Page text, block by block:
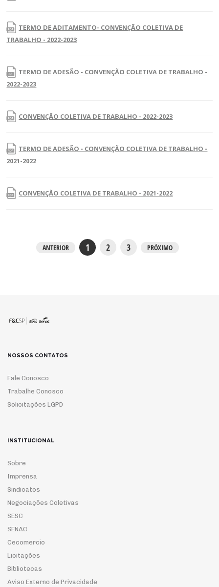
TERMO DE ADITAMENTO- CONVENÇÃO COLETIVA DE
TRABALHO - 2022-2023
TERMO DE ADESÃO - CONVENÇÃO COLETIVA DE TRABALHO -
2022-2023
CONVENÇÃO COLETIVA DE TRABALHO - 2022-2023
TERMO DE ADESÃO - CONVENÇÃO COLETIVA DE TRABALHO -
2021-2022
CONVENÇÃO COLETIVA DE TRABALHO - 2021-2022
ANTERIOR 1 2 3 PRÓXIMO
NOSSOS CONTATOS
Fale Conosco
Trabalhe Conosco
Solicitações LGPD
INSTITUCIONAL
Sobre
Imprensa
Sindicatos
Negociações Coletivas
SESC
SENAC
Cecomercio
Licitações
Bibliotecas
Aviso Externo de Privacidade